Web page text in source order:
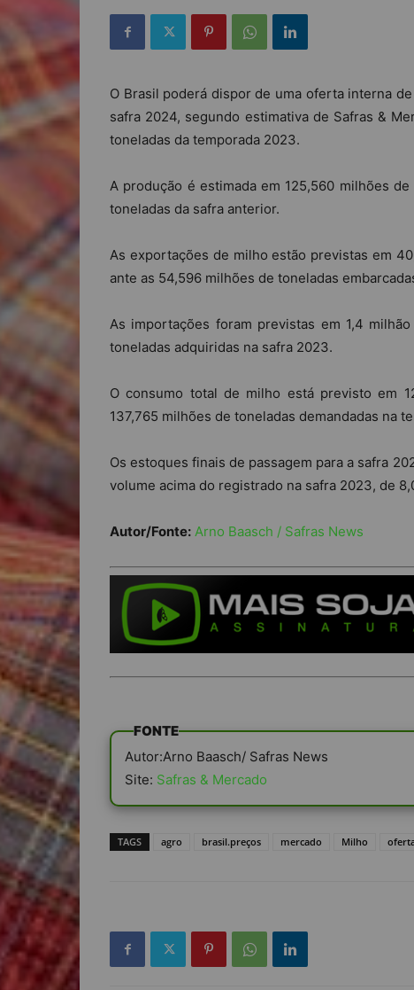
O Brasil poderá dispor de uma oferta interna
safra 2024, segundo estimativa de Safras &
toneladas da temporada 2023.
A produção é estimada em 125,560 milhões
toneladas da safra anterior.
As exportações de milho estão previstas em
ante as 54,596 milhões de toneladas
As importações foram previstas em 1,4
toneladas adquiridas na safra 2023.
O consumo total de milho está previsto em
137,765 milhões de toneladas demandadas na
Os estoques finais de passagem para a safra
volume acima do registrado na safra 2023, de
Autor/Fonte: Arno Baasch / Safras News
FONTE
Autor:Arno Baasch/ Safras News
Site: Safras & Mercado
TAGS agro brasil.preços mercado Milho